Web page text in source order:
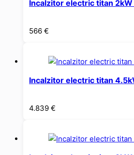
Incalzitor electric titan 2kW
566 €
Incalzitor electric titan
4.839 €